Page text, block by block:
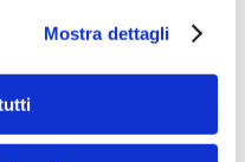
Mostra dettagli